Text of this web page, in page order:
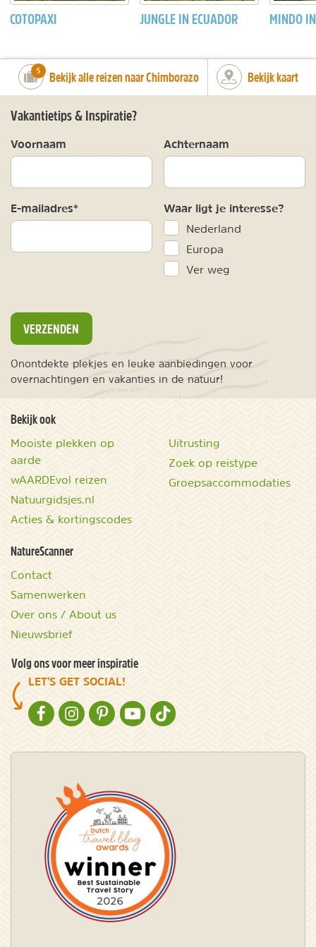
COTOPAXI JUNGLE IN ECUADOR MINDO
number_of_trips:
5 Bekijk alle reizen naar Chimborazo Bekijk kaart
Vakantietips & Inspiratie?
Voornaam Achternaam
E-mailadres* Waar ligt je interesse?
Nederland
Europa
Ver weg
VERZENDEN
Onontdekte plekjes en leuke aanbiedingen voor
overnachtingen en vakanties in de natuur!
Bekijk ook
Mooiste plekken op
aarde
wAARDEvol reizen
Natuurgidsjes.nl
Acties & kortingscodes
Uitrusting
Zoek op reistype
Groepsaccommodaties
NatureScanner
Contact
Samenwerken
Over ons / About us
Nieuwsbrief
Volg ons voor meer inspiratie
LET'S GET SOCIAL!
NATURESCANNER OP FACEBOOK
NATURESCANNER OP INSTAGRAM
NATURESCANNER OP PINTEREST
NATURESCANNER OP YOUTUBE
NATURESCANNER OP TIKTOK